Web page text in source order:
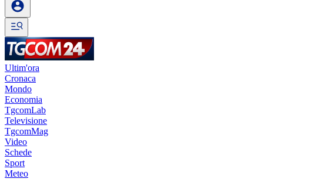
Ultim'ora
Cronaca
Mondo
Economia
TgcomLab
Televisione
TgcomMag
Video
Schede
Sport
Meteo